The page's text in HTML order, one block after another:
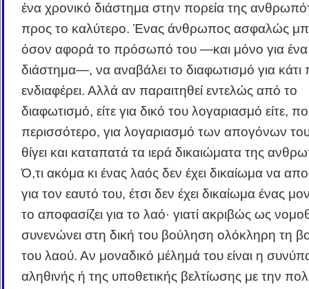
ένα χρονικό διάστημα στην πορεία της
προς το καλύτερο. Ένας άνθρωπος ασφαλώς
όσον αφορά το πρόσωπό του ―και μόνο για
διάστημα―, να αναβάλει το διαφωτισμό για κάτι
ενδιαφέρει. Αλλά αν παραιτηθεί εντελώς από το
διαφωτισμό, είτε για δικό του λογαριασμό είτε,
περισσότερο, για λογαριασμό των απογόνων
θίγει και καταπατά τα ιερά δικαιώματα της
Ό,τι ακόμα κι ένας λαός δεν έχει δικαίωμα να
για τον εαυτό του, έτσι δεν έχει δικαίωμα ένας
το αποφασίζει για το λαό· γιατί ακριβώς ως
συνενώνει στη δική του βούληση ολόκληρη τη
του λαού. Αν μοναδικό μέλημά του είναι η
αληθινής ή της υποθετικής βελτίωσης με την